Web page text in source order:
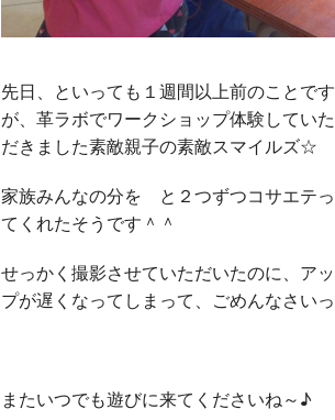
先日、といっても１週間以上前のことです
が、革ラボでワークショップ体験していた
だきました素敵親子の素敵スマイルズ☆
家族みんなの分を と２つずつコサエテっ
てくれたそうです＾＾
せっかく撮影させていただいたのに、アッ
プが遅くなってしまって、ごめんなさいっ
またいつでも遊びに来てくださいね～♪